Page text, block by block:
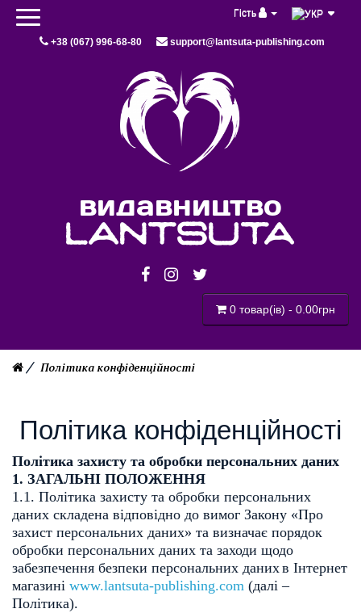
Гість
+38 (067) 996-68-80 support@lantsuta-publishing.com
видавництво
lantsuta
0 товар(ів) - 0.00грн
Політика конфіденційності
Політика конфіденційності
Політика захисту та обробки персональних даних
1. ЗАГАЛЬНІ ПОЛОЖЕННЯ
1.1. Політика захисту та обробки персональних
даних складена відповідно до вимог Закону «Про
захист персональних даних» та визначає порядок
обробки персональних даних та заходи щодо
забезпечення безпеки персональних данихв Інтернет
магазині www.lantsuta-publishing.com (далі –
Політика).